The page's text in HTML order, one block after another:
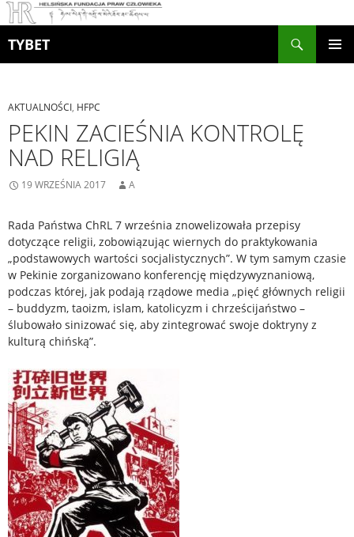
TYBET
AKTUALNOŚCI, HFPC
PEKIN ZACIEŚNIA KONTROLĘ
NAD RELIGIĄ
19 WRZEŚNIA 2017 A
Rada Państwa ChRL 7 września znowelizowała przepisy
dotyczące religii, zobowiązując wiernych do praktykowania
„podstawowych wartości socjalistycznych”. W tym samym czasie
w Pekinie zorganizowano konferencję międzywyznaniową,
podczas której, jak podają rządowe media „pięć głównych religii
– buddyzm, taoizm, islam, katolicyzm i chrześcijaństwo –
ślubowało sinizować się, aby zintegrować swoje doktryny z
kulturą chińską”.